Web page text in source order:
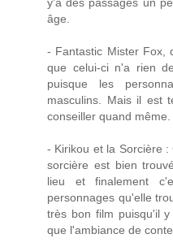
âge.
- Fantastic Mister Fox,
que celui-ci n'a rien
puisque les
masculins. Mais il est
conseiller quand même.
- Kirikou et la Sorcière
sorcière est bien
lieu et finalement
personnages qu'elle
très bon film puisqu'il
que l'ambiance de